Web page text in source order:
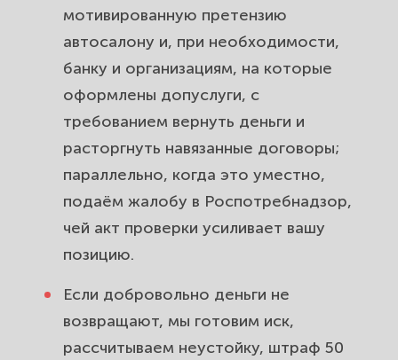
мотивированную претензию
автосалону и, при необходимости,
банку и организациям, на которые
оформлены допуслуги, с
требованием вернуть деньги и
расторгнуть навязанные договоры;
параллельно, когда это уместно,
подаём жалобу в Роспотребнадзор,
чей акт проверки усиливает вашу
позицию.
Если добровольно деньги не
возвращают, мы готовим иск,
рассчитываем неустойку, штраф 50